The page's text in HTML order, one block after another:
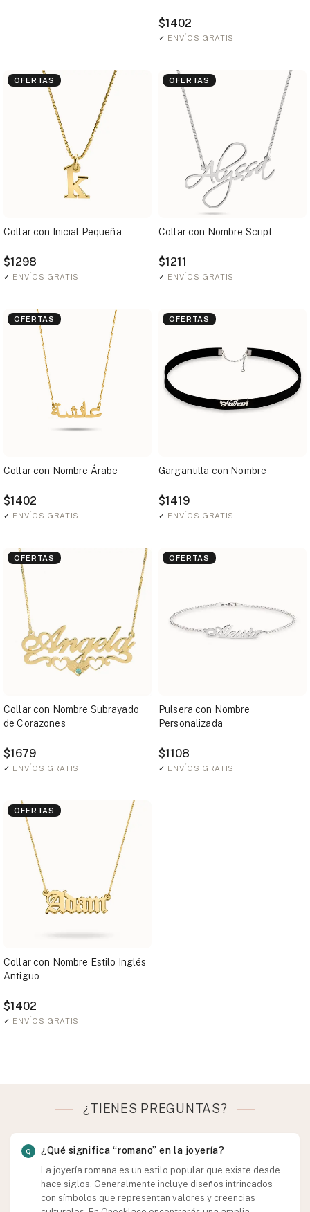
$1402
✓ ENVÍOS GRATIS
OFERTAS
Collar con Inicial Pequeña
$1298
✓ ENVÍOS GRATIS
OFERTAS
Collar con Nombre Script
$1211
✓ ENVÍOS GRATIS
OFERTAS
Collar con Nombre Árabe
$1402
✓ ENVÍOS GRATIS
OFERTAS
Gargantilla con Nombre
$1419
✓ ENVÍOS GRATIS
OFERTAS
Collar con Nombre Subrayado
de Corazones
$1679
✓ ENVÍOS GRATIS
OFERTAS
Pulsera con Nombre
Personalizada
$1108
✓ ENVÍOS GRATIS
OFERTAS
Collar con Nombre Estilo Inglés
Antiguo
$1402
✓ ENVÍOS GRATIS
¿TIENES PREGUNTAS?
¿Qué significa “romano” en la joyería?
La joyería romana es un estilo popular que existe desde
hace siglos. Generalmente incluye diseños intrincados
con símbolos que representan valores y creencias